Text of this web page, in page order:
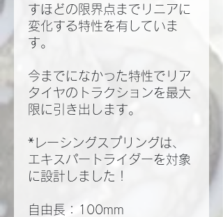
すほどの限界点までリニアに
変化する特性を有していま
す。
今までになかった特性でリア
タイヤのトラクションを最大
限に引き出します。
*レーシングスプリングは、
エキスパートライダーを対象
に設計しました！
自由長：100mm